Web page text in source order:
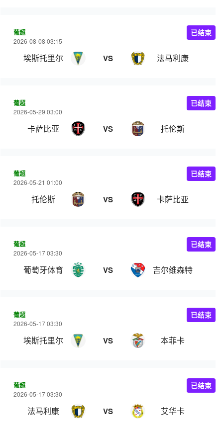
葡超
2026-08-08 03:15
埃斯托里尔 VS 法马利康
已结束
葡超
2026-05-29 03:00
卡萨比亚 VS 托伦斯
已结束
葡超
2026-05-21 01:00
托伦斯 VS 卡萨比亚
已结束
葡超
2026-05-17 03:30
葡萄牙体育 VS 吉尔维森特
已结束
葡超
2026-05-17 03:30
埃斯托里尔 VS 本菲卡
已结束
葡超
2026-05-17 03:30
法马利康 VS 艾华卡
已结束